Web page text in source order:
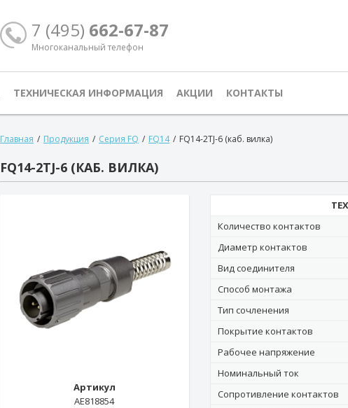
7 (495) 662-67-87
Многоканальный телефон
ТЕХНИЧЕСКАЯ ИНФОРМАЦИЯ АКЦИИ КОНТАКТЫ
Главная / Продукция / Серия FQ / FQ14 / FQ14-2TJ-6 (каб. вилка)
FQ14-2TJ-6 (КАБ. ВИЛКА)
Артикул
AE818854
Количество контактов
Диаметр контактов
Вид соединителя
Способ монтажа
Тип сочленения
Покрытие контактов
Рабочее напряжение
Номинальный ток
Сопротивление контактов